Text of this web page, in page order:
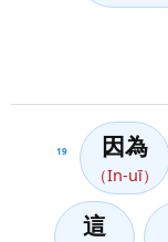
19 因為
（In-uī）
這